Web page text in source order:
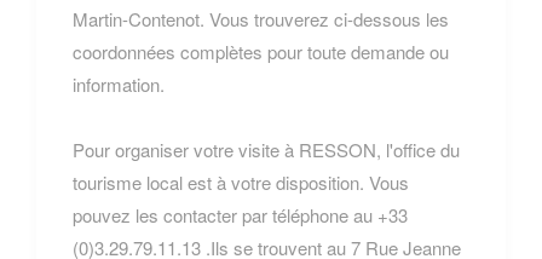
Martin-Contenot. Vous trouverez ci-dessous les
coordonnées complètes pour toute demande ou
information.
Pour organiser votre visite à RESSON, l'office du
tourisme local est à votre disposition. Vous
pouvez les contacter par téléphone au +33
(0)3.29.79.11.13 .Ils se trouvent au 7 Rue Jeanne